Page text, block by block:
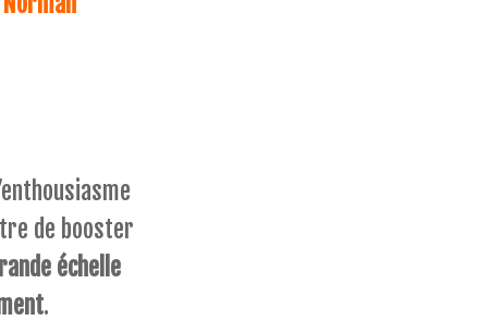
de booster
échelle
.